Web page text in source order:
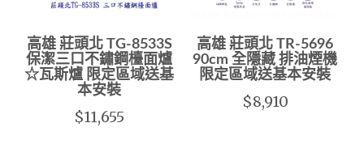
高雄 莊頭北 TG-8533S
保潔三口不鏽鋼檯面爐
☆瓦斯爐 限定區域送基
本安裝
$11,655
高雄 莊頭北 TR-5696
90cm 全隱藏 排油煙機
限定區域送基本安裝
$8,910